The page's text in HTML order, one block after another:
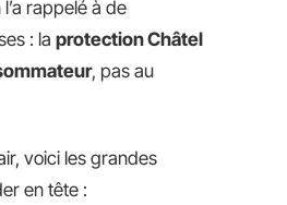
rappelé à de
: la protection Châtel
, pas au
voici les grandes
en tête :